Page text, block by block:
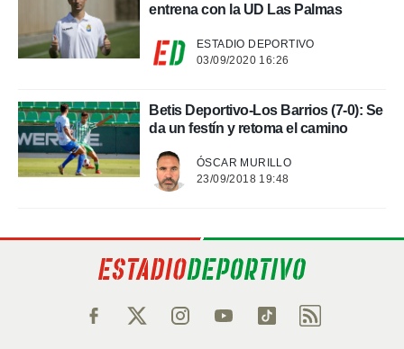
entrena con la UD Las Palmas
ESTADIO DEPORTIVO
03/09/2020 16:26
Betis Deportivo-Los Barrios (7-0): Se
da un festín y retoma el camino
ÓSCAR MURILLO
23/09/2018 19:48